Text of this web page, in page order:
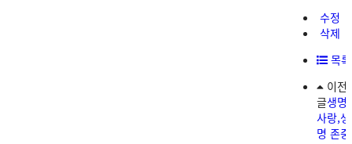
수정
삭제
목록
이전
글생명
사랑,생
명 존중